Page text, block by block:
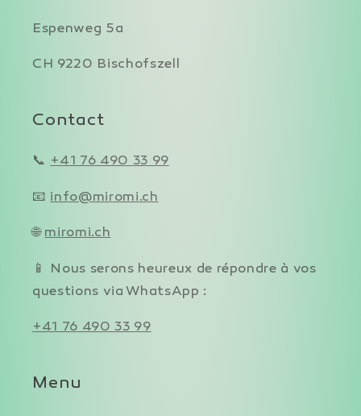
Espenweg 5a
CH 9220 Bischofszell
Contact
📞+41 76 490 33 99
📧 info@miromi.ch
🌐miromi.ch
📱 Nous serons heureux de répondre à vos
questions via WhatsApp :
+41 76 490 33 99
Menu